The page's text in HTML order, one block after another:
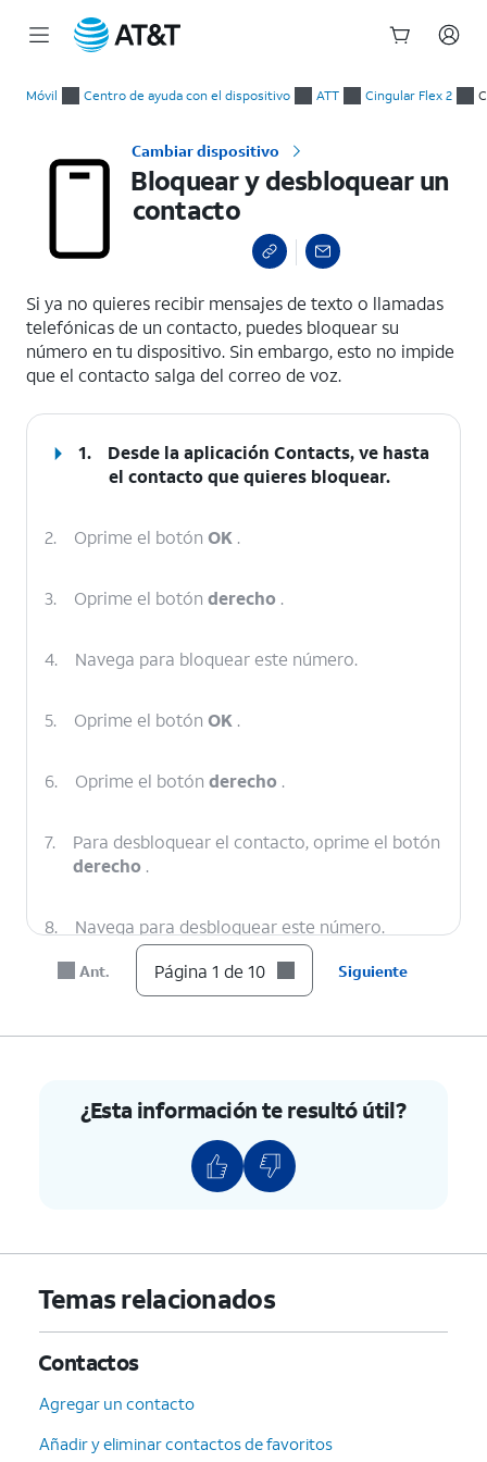
Móvil Centro de ayuda con el dispositivo ATT Cingular Flex 2
Cambiar dispositivo
Bloquear y desbloquear un
contacto
Si ya no quieres recibir mensajes de texto o llamadas
telefónicas de un contacto, puedes bloquear su
número en tu dispositivo. Sin embargo, esto no impide
que el contacto salga del correo de voz.
1.
Desde la aplicación Contacts, ve hasta
el contacto que quieres bloquear.
2. Oprime el botón OK .
3. Oprime el botón derecho .
4. Navega para bloquear este número.
5. Oprime el botón OK .
6. Oprime el botón derecho .
7.
Para desbloquear el contacto, oprime el botón
derecho .
8. Navega para desbloquear este número.
Oprime el botón
Ant. Página 1 de 10 Siguiente
¿Esta información te resultó útil?
Temas relacionados
Contactos
Agregar un contacto
Añadir y eliminar contactos de favoritos